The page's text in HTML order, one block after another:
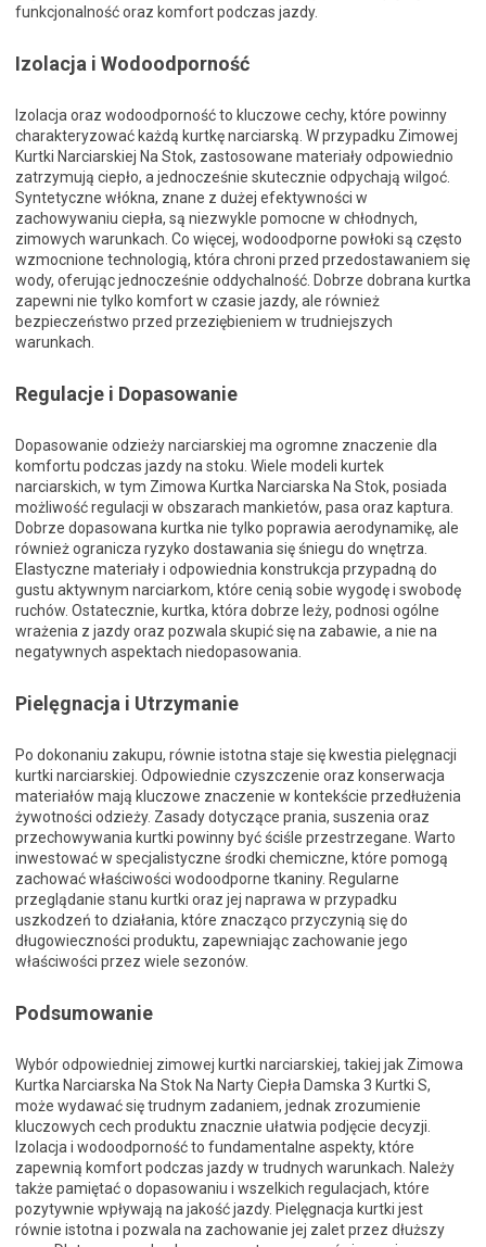
funkcjonalność oraz komfort podczas jazdy.
Izolacja i Wodoodporność
Izolacja oraz wodoodporność to kluczowe cechy, które powinny
charakteryzować każdą kurtkę narciarską. W przypadku Zimowej
Kurtki Narciarskiej Na Stok, zastosowane materiały odpowiednio
zatrzymują ciepło, a jednocześnie skutecznie odpychają wilgoć.
Syntetyczne włókna, znane z dużej efektywności w
zachowywaniu ciepła, są niezwykle pomocne w chłodnych,
zimowych warunkach. Co więcej, wodoodporne powłoki są często
wzmocnione technologią, która chroni przed przedostawaniem się
wody, oferując jednocześnie oddychalność. Dobrze dobrana kurtka
zapewni nie tylko komfort w czasie jazdy, ale również
bezpieczeństwo przed przeziębieniem w trudniejszych
warunkach.
Regulacje i Dopasowanie
Dopasowanie odzieży narciarskiej ma ogromne znaczenie dla
komfortu podczas jazdy na stoku. Wiele modeli kurtek
narciarskich, w tym Zimowa Kurtka Narciarska Na Stok, posiada
możliwość regulacji w obszarach mankietów, pasa oraz kaptura.
Dobrze dopasowana kurtka nie tylko poprawia aerodynamikę, ale
również ogranicza ryzyko dostawania się śniegu do wnętrza.
Elastyczne materiały i odpowiednia konstrukcja przypadną do
gustu aktywnym narciarkom, które cenią sobie wygodę i swobodę
ruchów. Ostatecznie, kurtka, która dobrze leży, podnosi ogólne
wrażenia z jazdy oraz pozwala skupić się na zabawie, a nie na
negatywnych aspektach niedopasowania.
Pielęgnacja i Utrzymanie
Po dokonaniu zakupu, równie istotna staje się kwestia pielęgnacji
kurtki narciarskiej. Odpowiednie czyszczenie oraz konserwacja
materiałów mają kluczowe znaczenie w kontekście przedłużenia
żywotności odzieży. Zasady dotyczące prania, suszenia oraz
przechowywania kurtki powinny być ściśle przestrzegane. Warto
inwestować w specjalistyczne środki chemiczne, które pomogą
zachować właściwości wodoodporne tkaniny. Regularne
przeglądanie stanu kurtki oraz jej naprawa w przypadku
uszkodzeń to działania, które znacząco przyczynią się do
długowieczności produktu, zapewniając zachowanie jego
właściwości przez wiele sezonów.
Podsumowanie
Wybór odpowiedniej zimowej kurtki narciarskiej, takiej jak Zimowa
Kurtka Narciarska Na Stok Na Narty Ciepła Damska 3 Kurtki S,
może wydawać się trudnym zadaniem, jednak zrozumienie
kluczowych cech produktu znacznie ułatwia podjęcie decyzji.
Izolacja i wodoodporność to fundamentalne aspekty, które
zapewnią komfort podczas jazdy w trudnych warunkach. Należy
także pamiętać o dopasowaniu i wszelkich regulacjach, które
pozytywnie wpływają na jakość jazdy. Pielęgnacja kurtki jest
równie istotna i pozwala na zachowanie jej zalet przez dłuższy